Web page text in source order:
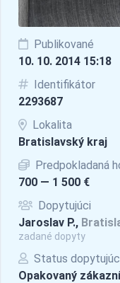
Publikované
10. 10. 2014 15:18
Identifikátor
2293687
Lokalita
Bratislavský kraj
Predpokladaná
700 — 1 500 €
Dopytujúci
Jaroslav P.,
zadané dopyty
Status
Opakovaný